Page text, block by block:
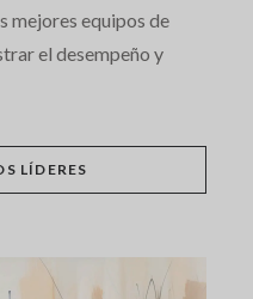
mejores equipos de
el desempeño y
LÍDERES